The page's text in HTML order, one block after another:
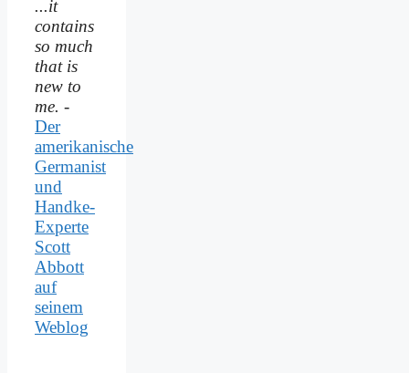
...it
contains
so much
that is
new to
me. -
Der
amerikanische
Germanist
und
Handke-
Experte
Scott
Abbott
auf
seinem
Weblog